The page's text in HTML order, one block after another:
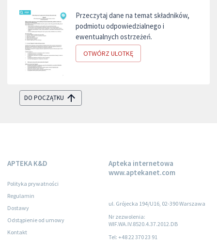
Przeczytaj dane na temat składników,
podmiotu odpowiedzialnego i
ewentualnych ostrzeżeń.
OTWÓRZ ULOTKĘ
DO POCZĄTKU
APTEKA K&D
Polityka prywatności
Regulamin
Dostawy
Odstąpienie od umowy
Kontakt
Apteka internetowa
www.aptekanet.com
ul. Grójecka 194/U16, 02-390 Warszawa
Nr zezwolenia:
WIF.WA.IV.8520.4.37.2012.DB
Tel: +48 22 370 23 91